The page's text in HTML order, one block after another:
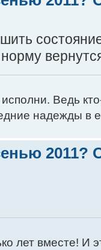
Ведь
надежды в
2011?
лет вместе! И